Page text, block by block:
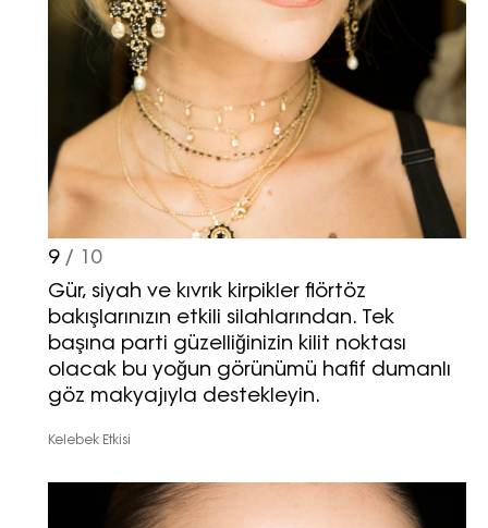
9/ 10
Gür, siyah ve kıvrık kirpikler flörtöz
bakışlarınızın etkili silahlarından. Tek
başına parti güzelliğinizin kilit noktası
olacak bu yoğun görünümü hafif dumanlı
göz makyajıyla destekleyin.
Kelebek Etkisi